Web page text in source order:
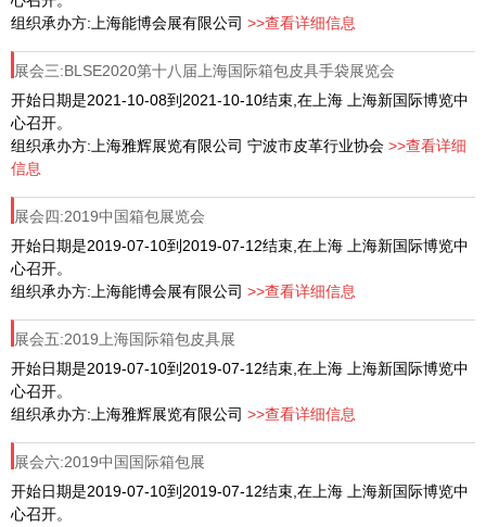
组织承办方:上海能博会展有限公司 >>查看详细信息
展会三:BLSE2020第十八届上海国际箱包皮具手袋展览会
开始日期是2021-10-08到2021-10-10结束,在上海 上海新国际博览中
心召开。
组织承办方:上海雅辉展览有限公司 宁波市皮革行业协会 >>查看详细
信息
展会四:2019中国箱包展览会
开始日期是2019-07-10到2019-07-12结束,在上海 上海新国际博览中
心召开。
组织承办方:上海能博会展有限公司 >>查看详细信息
展会五:2019上海国际箱包皮具展
开始日期是2019-07-10到2019-07-12结束,在上海 上海新国际博览中
心召开。
组织承办方:上海雅辉展览有限公司 >>查看详细信息
展会六:2019中国国际箱包展
开始日期是2019-07-10到2019-07-12结束,在上海 上海新国际博览中
心召开。